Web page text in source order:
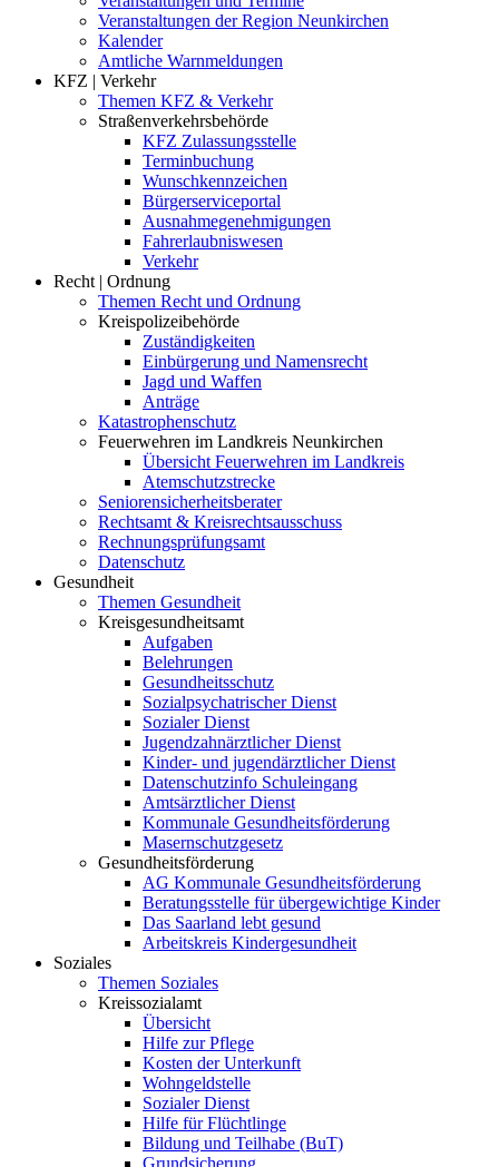
Veranstaltungen der Region Neunkirchen
Kalender
Amtliche Warnmeldungen
KFZ | Verkehr
Themen KFZ & Verkehr
Straßenverkehrsbehörde
KFZ Zulassungsstelle
Terminbuchung
Wunschkennzeichen
Bürgerserviceportal
Ausnahmegenehmigungen
Fahrerlaubniswesen
Verkehr
Recht | Ordnung
Themen Recht und Ordnung
Kreispolizeibehörde
Zuständigkeiten
Einbürgerung und Namensrecht
Jagd und Waffen
Anträge
Katastrophenschutz
Feuerwehren im Landkreis Neunkirchen
Übersicht Feuerwehren im Landkreis
Atemschutzstrecke
Seniorensicherheitsberater
Rechtsamt & Kreisrechtsausschuss
Rechnungsprüfungsamt
Datenschutz
Gesundheit
Themen Gesundheit
Kreisgesundheitsamt
Aufgaben
Belehrungen
Gesundheitsschutz
Sozialpsychatrischer Dienst
Sozialer Dienst
Jugendzahnärztlicher Dienst
Kinder- und jugendärztlicher Dienst
Datenschutzinfo Schuleingang
Amtsärztlicher Dienst
Kommunale Gesundheitsförderung
Masernschutzgesetz
Gesundheitsförderung
AG Kommunale Gesundheitsförderung
Beratungsstelle für übergewichtige Kinder
Das Saarland lebt gesund
Arbeitskreis Kindergesundheit
Soziales
Themen Soziales
Kreissozialamt
Übersicht
Hilfe zur Pflege
Kosten der Unterkunft
Wohngeldstelle
Sozialer Dienst
Hilfe für Flüchtlinge
Bildung und Teilhabe (BuT)
Grundsicherung